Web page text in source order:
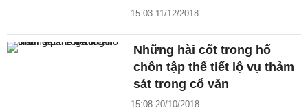
15:03 11/12/2018
Những hài cốt trong hố
chôn tập thể tiết lộ vụ thảm
sát trong cổ văn
15:08 20/10/2018